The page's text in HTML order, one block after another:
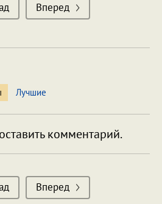
Вперед
Лучшие
комментарий.
Вперед